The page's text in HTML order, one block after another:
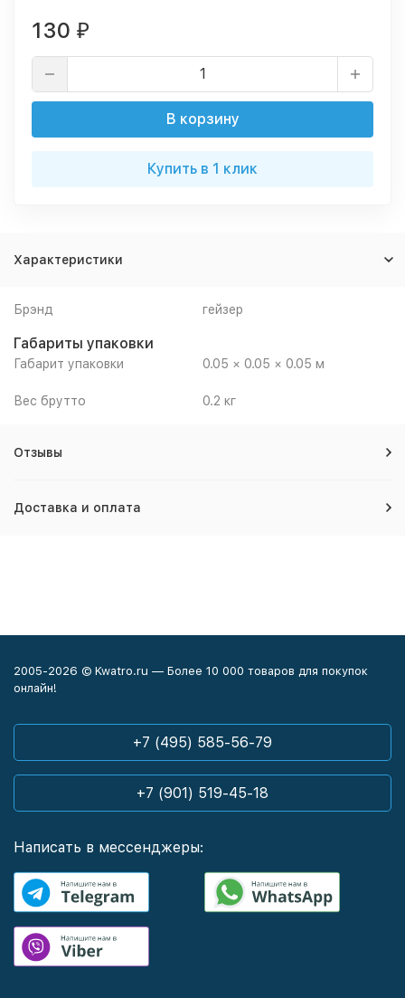
130 ₽
В корзину
Купить в 1 клик
Характеристики
Брэнд гейзер
Габариты упаковки
Габарит упаковки 0.05 × 0.05 × 0.05 м
Вес брутто 0.2 кг
Отзывы
Доставка и оплата
2005-2026 © Kwatro.ru — Более 10 000 товаров для покупок
онлайн!
+7 (495) 585-56-79
+7 (901) 519-45-18
Написать в мессенджеры: